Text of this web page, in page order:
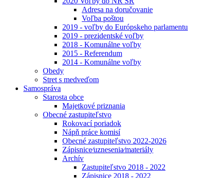
Adresa na doručovanie
Voľba poštou
2019 - voľby do Európskeho parlamentu
2019 - prezidentské voľby
2018 - Komunálne voľby
2015 - Referendum
2014 - Komunálne voľby
Obedy
Stret s medveďom
Samospráva
Starosta obce
Majetkové priznania
Obecné zastupiteľstvo
Rokovací poriadok
Nápň práce komisí
Obecné zastupiteľstvo 2022-2026
Zápisnice⁄uznesenia⁄materiály
Archív
Zastupiteľstvo 2018 - 2022
Zápisnice 2018 - 2022